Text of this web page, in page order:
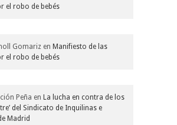
el robo de bebés
Gomariz en Manifiesto de las
el robo de bebés
Peña en La lucha en contra de los
del Sindicato de Inquilinas e
Madrid